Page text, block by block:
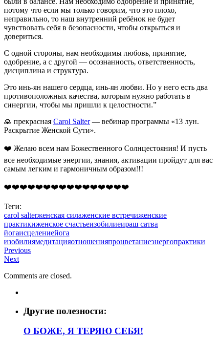
потому что если мы только говорим, что это плохо,
неправильно, то наш внутренний ребёнок не будет
чувствовать себя в безопасности, чтобы открыться и
довериться.
С одной стороны, нам необходимы любовь, принятие,
одобрение, а с другой — осознанность, ответственность,
дисциплина и структура.
Это инь-ян нашего сердца, инь-ян любви. Но у него есть два
противоположных качества, которым нужно работать в
синергии, чтобы мы пришли к целостности.”
🙏 прекрасная Carol Salter— вебинар программы «13 лун.
Раскрытие Женской Сути».
❤️ Желаю всем нам Божественного Солнцестояния! И пусть
все необходимые энергии, знания, активации пройдут для вас
самым легким и гармоничным образом!!!
❤️❤️❤️❤️❤️❤️❤️❤️❤️❤️❤️❤️❤️❤️❤️❤️
Теги:
carol salterженская силаженские встречиженские
практикиженское счастьеизобилиеираш сатва
йогаисцелениейога
изобилиямедитацияотношенияпроцветаниеэнергопрактики
Previous
Next
Comments are closed.
Другие полезности:
О БОЖЕ, Я ТЕРЯЮ СЕБЯ!